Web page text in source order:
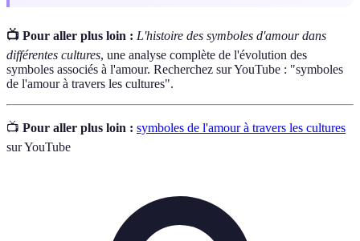
📺 Pour aller plus loin : L'histoire des symboles d'amour dans
différentes cultures, une analyse complète de l'évolution des
symboles associés à l'amour. Recherchez sur YouTube : "symboles
de l'amour à travers les cultures".
📺 Pour aller plus loin : symboles de l'amour à travers les cultures
sur YouTube